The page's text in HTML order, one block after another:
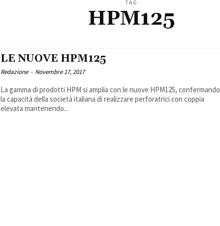
TAG
HPM125
LE NUOVE HPM125
Redazione - Novembre 17, 2017
La gamma di prodotti HPM si amplia con le nuove HPM125, confermando
la capacità della società italiana di realizzare perforatrici con coppia
elevata mantenendo...